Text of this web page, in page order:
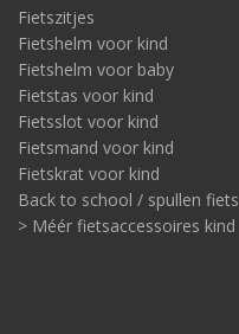
Fietszitjes
Fietshelm voor kind
Fietshelm voor baby
Fietstas voor kind
Fietsslot voor kind
Fietsmand voor kind
Fietskrat voor kind
Back to school / spullen fiets
> Méér fietsaccessoires kind